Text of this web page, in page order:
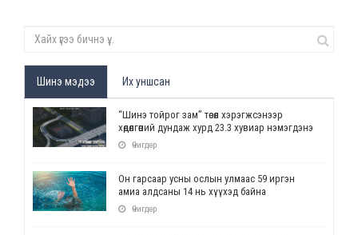
Шинэ мэдээ Их уншсан
“Шинэ тойрог зам” төсөл хэрэгжсэнээр
хөдөлгөөний дундаж хурд 23.3 хувиар нэмэгдэнэ
Өчигдөр
Он гарсаар усны ослын улмаас 59 иргэн
амиа алдсаны 14 нь хүүхэд байна
Өчигдөр